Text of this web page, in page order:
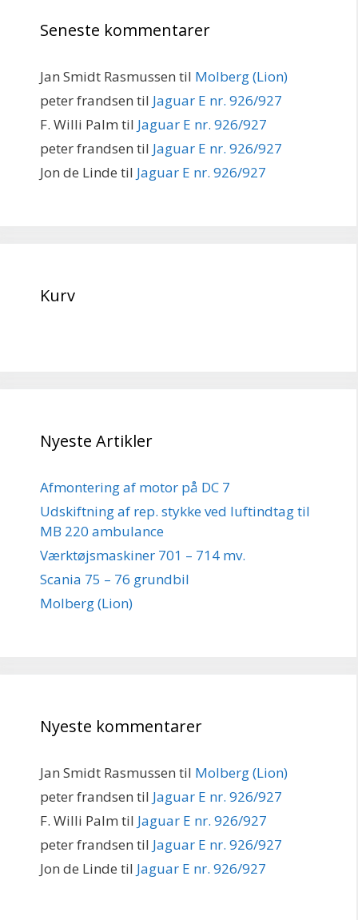
Seneste kommentarer
Jan Smidt Rasmussen til Molberg (Lion)
peter frandsen til Jaguar E nr. 926/927
F. Willi Palm til Jaguar E nr. 926/927
peter frandsen til Jaguar E nr. 926/927
Jon de Linde til Jaguar E nr. 926/927
Kurv
Nyeste Artikler
Afmontering af motor på DC 7
Udskiftning af rep. stykke ved luftindtag til
MB 220 ambulance
Værktøjsmaskiner 701 – 714 mv.
Scania 75 – 76 grundbil
Molberg (Lion)
Nyeste kommentarer
Jan Smidt Rasmussen til Molberg (Lion)
peter frandsen til Jaguar E nr. 926/927
F. Willi Palm til Jaguar E nr. 926/927
peter frandsen til Jaguar E nr. 926/927
Jon de Linde til Jaguar E nr. 926/927